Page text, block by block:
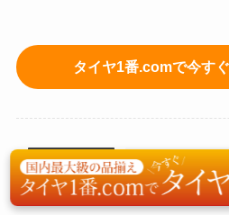
タイヤ1番.comで今す
タイヤの選び方 スタッドレスタイヤ